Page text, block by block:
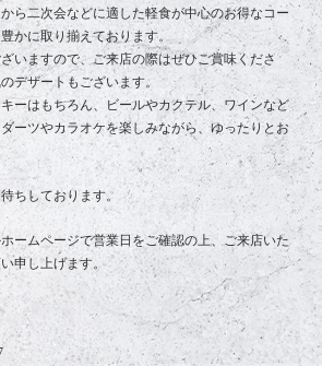
ら二次会などに適した軽食が中心のお得なコー
かに取り揃えております。
いますので、ご来店の際はぜひご賞味くださ
デザートもございます。
ーはもちろん、ビールやカクテル、ワインなど
ーツやカラオケを楽しみながら、ゆったりとお
ちしております。
ームページで営業日をご確認の上、ご来店いた
申し上げます。